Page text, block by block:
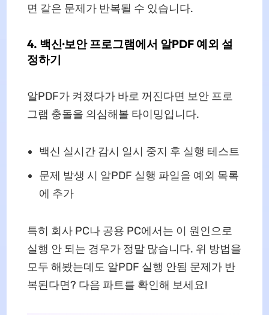
면 같은 문제가 반복될 수 있습니다.
4. 백신·보안 프로그램에서 알PDF 예외 설
정하기
알PDF가 켜졌다가 바로 꺼진다면 보안 프로
그램 충돌을 의심해볼 타이밍입니다.
백신 실시간 감시 일시 중지 후 실행 테스트
문제 발생 시 알PDF 실행 파일을 예외 목록
에 추가
특히 회사 PC나 공용 PC에서는 이 원인으로
실행 안 되는 경우가 정말 많습니다. 위 방법을
모두 해봤는데도 알PDF 실행 안됨 문제가 반
복된다면? 다음 파트를 확인해 보세요!